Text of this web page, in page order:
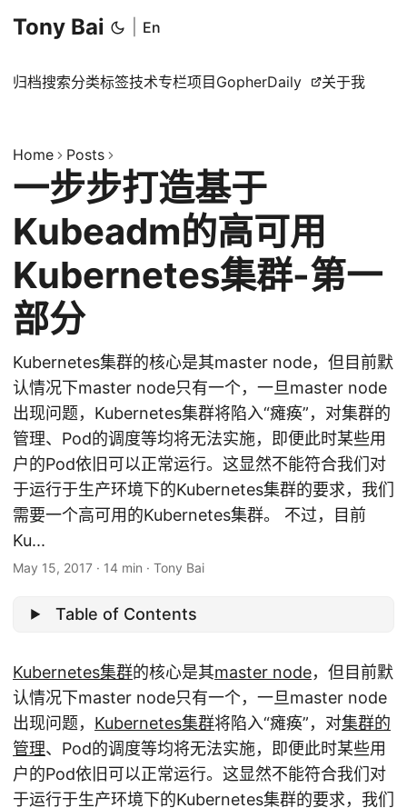
Tony Bai En
归档搜索分类标签技术专栏项目 GopherDaily 关于我
Home Posts
一步步打造基于
Kubeadm的高可用
Kubernetes集群-第一
部分
Kubernetes集群的核心是其master node，但目前默
认情况下master node只有一个，一旦master node
出现问题，Kubernetes集群将陷入“瘫痪”，对集群的
管理、Pod的调度等均将无法实施，即便此时某些用
户的Pod依旧可以正常运行。这显然不能符合我们对
于运行于生产环境下的Kubernetes集群的要求，我们
需要一个高可用的Kubernetes集群。 不过，目前
Ku...
May 15, 2017 · 14 min · Tony Bai
Table of Contents
Kubernetes集群的核心是其master node，但目前默
认情况下master node只有一个，一旦master node
出现问题， Kubernetes集群将陷入“瘫痪”，对集群的
管理、Pod的调度等均将无法实施，即便此时某些用
户的Pod依旧可以正常运行。这显然不能符合我们对
于运行于生产环境下的Kubernetes集群的要求，我们